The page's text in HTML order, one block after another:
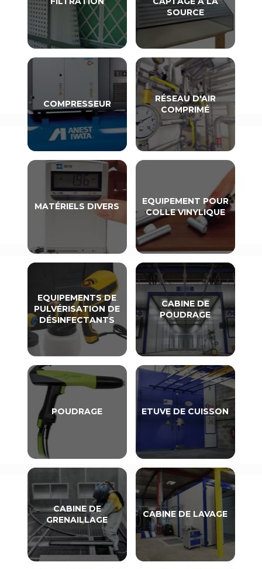
SOURCE
COMPRESSEUR
RÉSEAU D'AIR
COMPRIMÉ
MATÉRIELS DIVERS
EQUIPEMENT POUR
COLLE VINYLIQUE
EQUIPEMENTS DE
PULVÉRISATION DE
DÉSINFECTANTS
CABINE DE
POUDRAGE
POUDRAGE ETUVE DE CUISSON
CABINE DE
GRENAILLAGE
CABINE DE LAVAGE